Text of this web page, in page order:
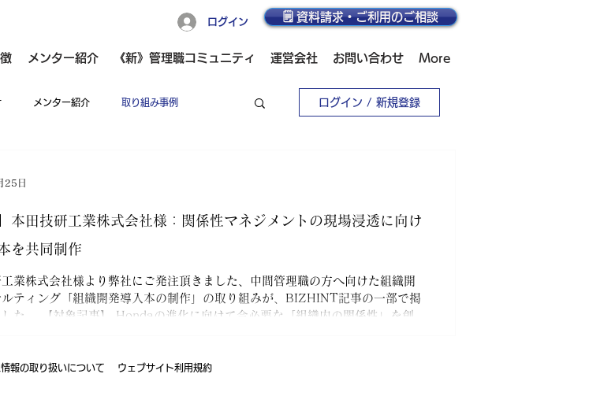
ログイン 🗒️ 資料請求・ご利用のご相談
メンター紹介 《新》管理職コミュニティ 運営会社 お問い合わせ More
メンター紹介 取り組み事例
人事・経営者のお悩み解決Tips
GoodTeamマガジン 女性管理職Tips
ログイン / 新規登録
】本田技研工業株式会社様：関係性マネジメントの現場浸透に向け
を共同制作
業株式会社様より弊社にご発注頂きました、中間管理職の方へ向けた組織開
ルティング「組織開発導入本の制作」の取り組みが、BIZHINT記事の一部で掲
した。 【対象記事】 Hondaの進化に向けて今必要な「組織内の関係性」を創り
25日
報の取り扱いについて ウェブサイト利用規約